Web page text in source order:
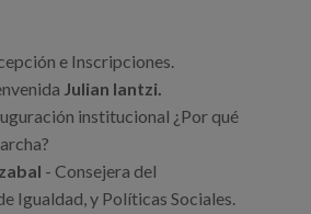
e Inscripciones.
Julian Iantzi.
institucional ¿Por qué
- Consejera del
Igualdad, y Políticas Sociales.